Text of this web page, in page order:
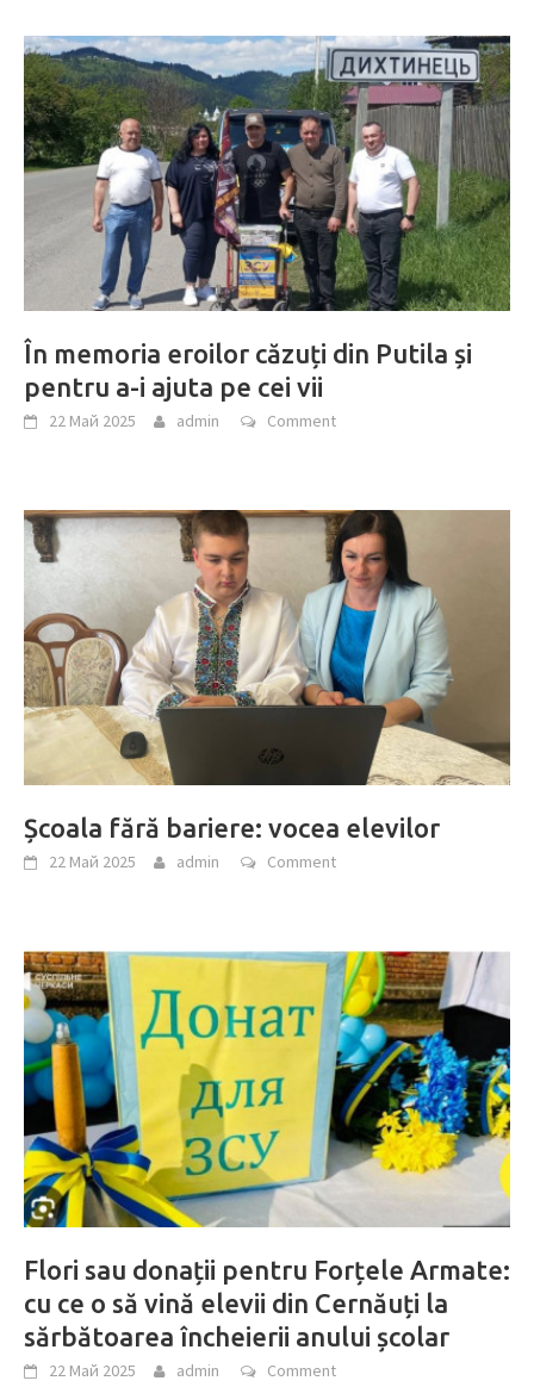
În memoria eroilor căzuți din Putila și
pentru a-i ajuta pe cei vii
22 Май 2025 admin Comment
Școala fără bariere: vocea elevilor
22 Май 2025 admin Comment
Flori sau donații pentru Forțele Armate:
cu ce o să vină elevii din Cernăuți la
sărbătoarea încheierii anului școlar
22 Май 2025 admin Comment